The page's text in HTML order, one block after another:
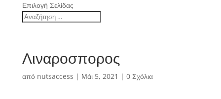
Επιλογή Σελίδας
Λιναροσπορος
από nutsaccess | Μάι 5, 2021 | 0 Σχόλια